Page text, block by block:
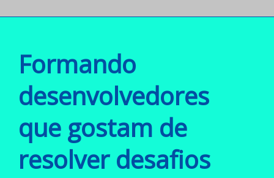
Formando
desenvolvedores
que gostam de
resolver desafios